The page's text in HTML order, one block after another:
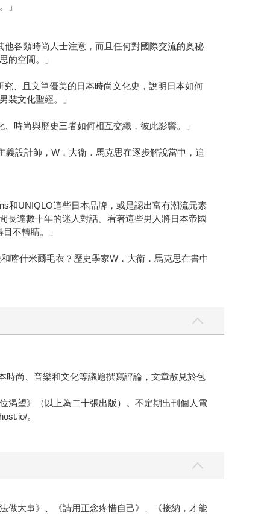
」
各類時尚人士注意，而且任何對國際交流的奧秘
的空間。」
、且文筆優美的日本時尚文化史，說明日本如何
裝文化聖經。」
時尚與歷史三者如何相互交織，彼此影響。」
設計師，W．大衛．馬克思在逐步解說當中，追
和UNIQLO這些日本品牌，或是認出富有潮流元素
長達數十年的迷人對話。看著這些男人將日本帝國
不轉睛。」
喀什米爾毛衣？歷史學家W．大衛．馬克思在書中
時尚、音樂和文化等議題撰寫評論，文章散見於包
渴望》（以上為二十張出版）。不定期出刊個人電
。
做大事》、《請用正念疼惜自己》、《接納，才能